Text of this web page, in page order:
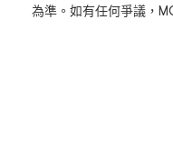
為準。如有任何爭議，